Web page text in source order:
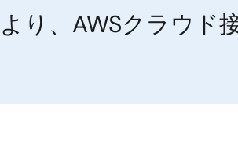
り、AWSクラウド